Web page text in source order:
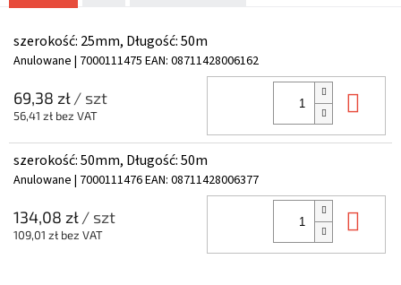
szerokość: 25mm, Długość: 50m
Anulowane | 7000111475 EAN: 08711428006162
69,38 zł/ szt
56,41 zł bez VAT
szerokość: 50mm, Długość: 50m
Anulowane | 7000111476EAN: 08711428006377
134,08 zł/ szt
109,01 zł bez VAT